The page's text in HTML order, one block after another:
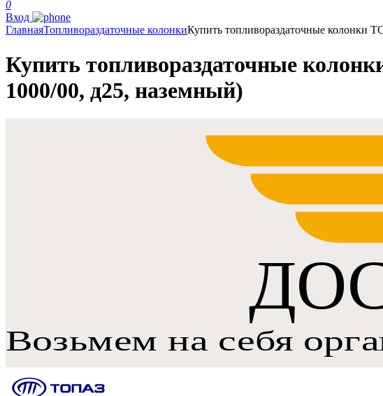
0
Вход
ГлавнаяТопливораздаточные колонкиКупить топливораздаточные колонки
Купить топливораздаточные
1000/00, д25, наземный)